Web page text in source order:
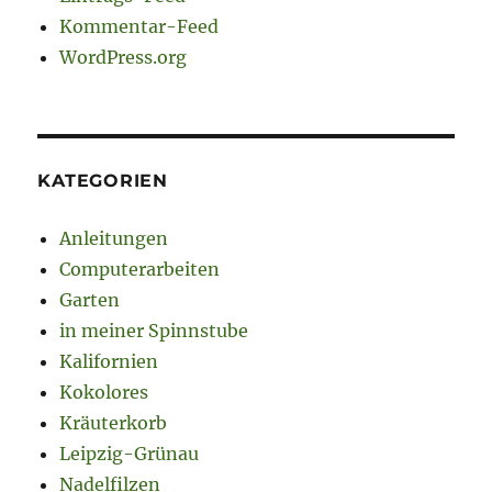
Kommentar-Feed
WordPress.org
KATEGORIEN
Anleitungen
Computerarbeiten
Garten
in meiner Spinnstube
Kalifornien
Kokolores
Kräuterkorb
Leipzig-Grünau
Nadelfilzen